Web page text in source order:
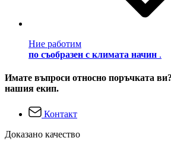
Ние работим
по съобразен с климата начин .
Имате въпроси относно поръчката
нашия екип.
Контакт
Доказано качество